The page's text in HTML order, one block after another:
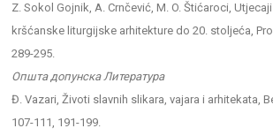
Z. Sokol Gojnik, A. Crnčević, M. O. Štićaroci,
kršćanske liturgijske arhitekture do 20. stoljeća,
289-295.
Општа допунска Литература
Đ. Vazari, Životi slavnih slikara, vajara i arhitekata,
107-111, 191-199.